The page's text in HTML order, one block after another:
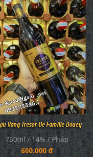
Vang Tresor De Famille Bouey
750ml / 14% / Pháp
600.000 đ